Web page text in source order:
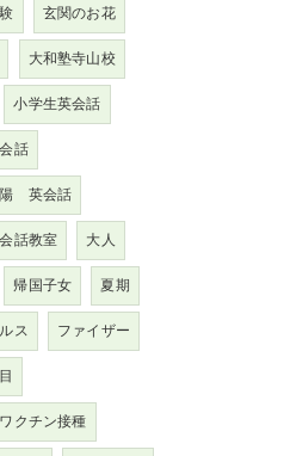
玄関のお花
大和塾寺山校
小学生英会話
話
英会話
話教室
大人
帰国子女
夏期
ス
ファイザー
ワクチン接種